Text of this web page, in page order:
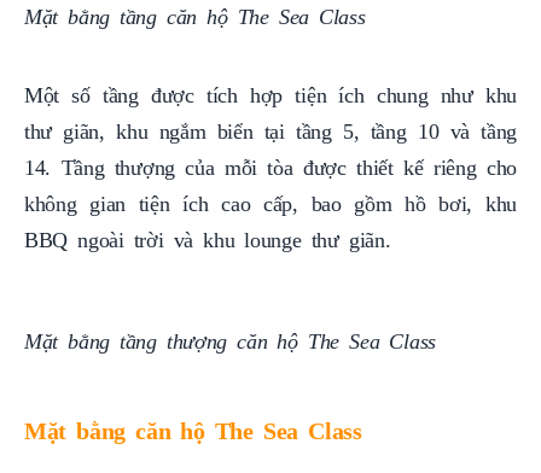
Mặt bằng tầng căn hộ The Sea Class
Một số tầng được tích hợp tiện ích chung như khu
thư giãn, khu ngắm biển tại tầng 5, tầng 10 và tầng
14. Tầng thượng của mỗi tòa được thiết kế riêng cho
không gian tiện ích cao cấp, bao gồm hồ bơi, khu
BBQ ngoài trời và khu lounge thư giãn.
Mặt bằng tầng thượng căn hộ The Sea Class
Mặt bằng căn hộ The Sea Class